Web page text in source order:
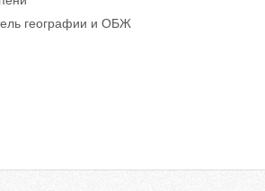
географии и ОБЖ